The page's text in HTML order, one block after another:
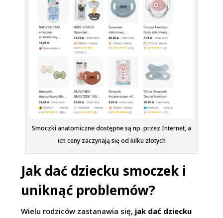
Smoczki anatomiczne dostępne są np. przez Internet, a
ich ceny zaczynają się od kilku złotych
Jak dać dziecku smoczek i
uniknąć problemów?
Wielu rodziców zastanawia się, jak dać dziecku